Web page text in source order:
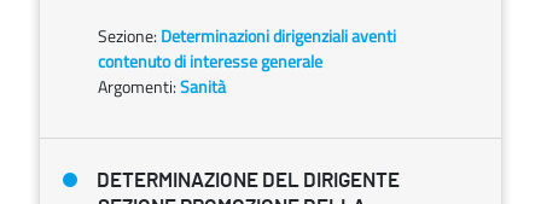
Sezione: Determinazioni dirigenziali aventi
contenuto di interesse generale
Argomenti:Sanità
DETERMINAZIONE DEL DIRIGENTE